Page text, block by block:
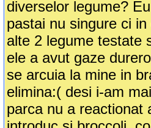
diverselor legume?
pastai nu singure ci
alte 2 legume testate
ele a avut gaze
se arcuia la mine in
elimina:( desi i-am
parca nu a reactionat